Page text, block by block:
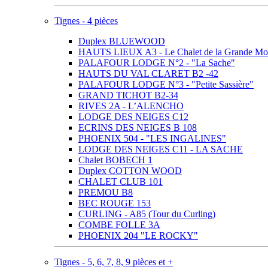
Tignes - 4 pièces
Duplex BLUEWOOD
HAUTS LIEUX A3 - Le Chalet de la Grande
PALAFOUR LODGE N°2 - "La Sache"
HAUTS DU VAL CLARET B2 -42
PALAFOUR LODGE N°3 - "Petite Sassière"
GRAND TICHOT B2-34
RIVES 2A - L’ALENCHO
LODGE DES NEIGES C12
ECRINS DES NEIGES B 108
PHOENIX 504 - "LES INGALINES"
LODGE DES NEIGES C11 - LA SACHE
Chalet BOBECH 1
Duplex COTTON WOOD
CHALET CLUB 101
PREMOU B8
BEC ROUGE 153
CURLING - A85 (Tour du Curling)
COMBE FOLLE 3A
PHOENIX 204 "LE ROCKY"
Tignes - 5, 6, 7, 8, 9 pièces et +